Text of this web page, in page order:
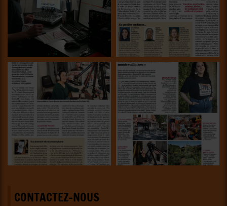
CONTACTEZ-NOUS